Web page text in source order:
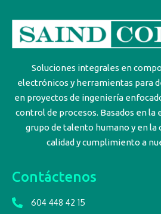
Soluciones integrales en
electrónicos y herramientas para
en proyectos de ingeniería
control de procesos. Basados en
grupo de talento humano y en la
calidad y cumplimiento a
Contáctenos
604 448 42 15